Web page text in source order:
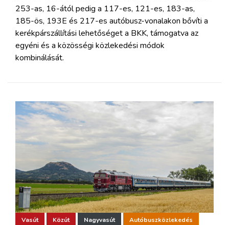
253-as, 16-ától pedig a 117-es, 121-es, 183-as,
185-ös, 193E és 217-es autóbusz-vonalakon bővíti a
kerékpárszállítási lehetőséget a BKK, támogatva az
egyéni és a közösségi közlekedési módok
kombinálását.
Vasút Közút Nagyvasút Autóbuszközlekedés